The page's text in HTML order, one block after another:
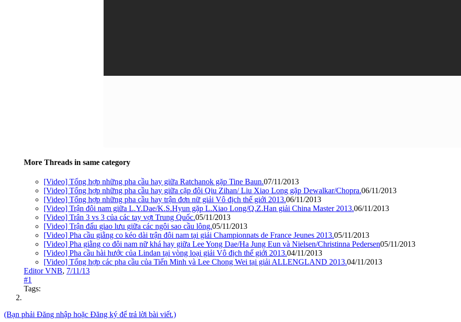
More Threads in same category
[Video] Tổng hợp những pha cầu hay giữa Ratchanok gặp Tine Baun.07/11/2013
[Video] Tổng hợp những pha cầu hay giữa cặp đôi Qiu Zihan/ Liu Xiao Long gặp Dewalkar/Chopra.06/11/2013
[Video] Tổng hợp những pha cầu hay trận đơn nữ giải Vô địch thế giới 2013.06/11/2013
[Video] Trận đôi nam giữa L.Y.Dae/K.S.Hyun gặp L.Xiao Long/Q.Z.Han giải China Master 2013.06/11/2013
[Video] Trân 3 vs 3 của các tay vợt Trung Quốc.05/11/2013
[Video] Trận đấu giao lưu giữa các ngôi sao cầu lông.05/11/2013
[Video] Pha cầu giằng co kéo dài trận đôi nam tại giải Championnats de France Jeunes 2013.05/11/2013
[Video] Pha giằng co đôi nam nữ khá hay giữa Lee Yong Dae/Ha Jung Eun và Nielsen/Christinna Pedersen05/11/2013
[Video] Pha cầu hài hước của Lindan tại vòng loại giải Vô địch thế giới 2013.04/11/2013
[Video] Tổng hợp các pha cầu của Tiến Minh và Lee Chong Wei tại giải ALLENGLAND 2013.04/11/2013
Editor VNB, 7/11/13
#1
Tags:
(Bạn phải Đăng nhập hoặc Đăng ký để trả lời bài viết.)